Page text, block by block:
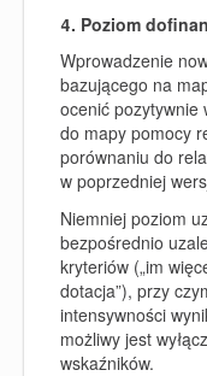
4. Poziom
Wprowadzenie
bazującego na
ocenić pozytywnie
do mapy pomocy
porównaniu do
w poprzedniej
Niemniej poziom
bezpośrednio
kryteriów („im
dotacja”), przy
intensywności
możliwy jest
wskaźników.